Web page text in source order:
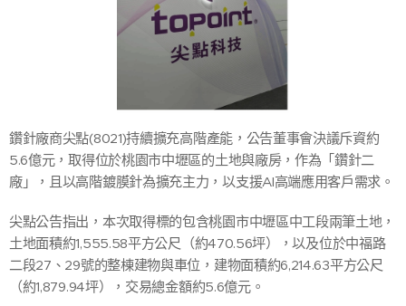
鑽針廠商尖點(8021)持續擴充高階產能，公告董事會決議斥資約
5.6億元，取得位於桃園市中壢區的土地與廠房，作為「鑽針二
廠」，且以高階鍍膜針為擴充主力，以支援AI高端應用客戶需求。
尖點公告指出，本次取得標的包含桃園市中壢區中工段兩筆土地，
土地面積約1,555.58平方公尺（約470.56坪），以及位於中福路
二段27、29號的整棟建物與車位，建物面積約6,214.63平方公尺
（約1,879.94坪），交易總金額約5.6億元。